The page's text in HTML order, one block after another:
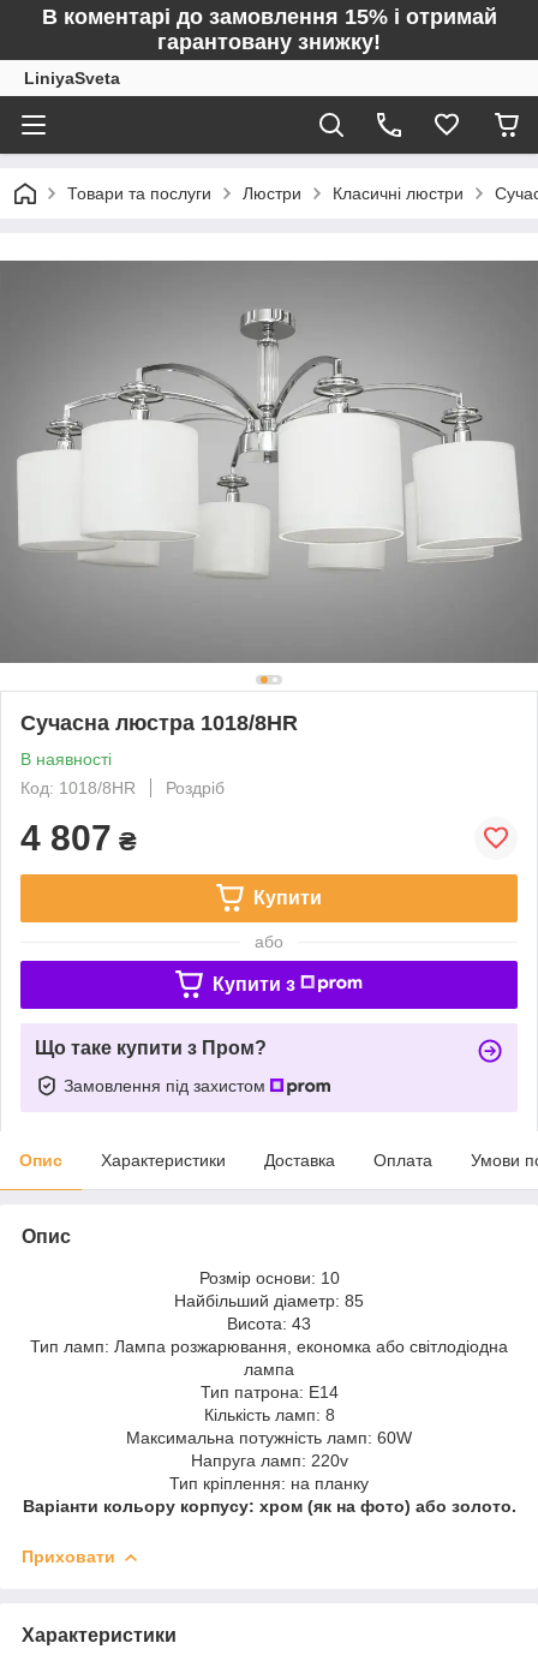
В коментарі до замовлення 15% і отримай
гарантовану знижку!
LiniyaSveta
Товари та послуги Люстри Класичні люстри
Сучасна люстра 1018/8HR
В наявності
Код: 1018/8HR
Роздріб
4 807 ₴
Купити
або
Купити з
Що таке купити з Пром?
Замовлення під захистом
Опис Характеристики Доставка Оплата Умови
Опис
Розмір основи: 10
Найбільший діаметр: 85
Висота: 43
Тип ламп: Лампа розжарювання, економка або світлодіодна
лампа
Тип патрона: E14
Кількість ламп: 8
Максимальна потужність ламп: 60W
Напруга ламп: 220v
Тип кріплення: на планку
Варіанти кольору корпусу: хром (як на фото) або золото.
Приховати
Характеристики